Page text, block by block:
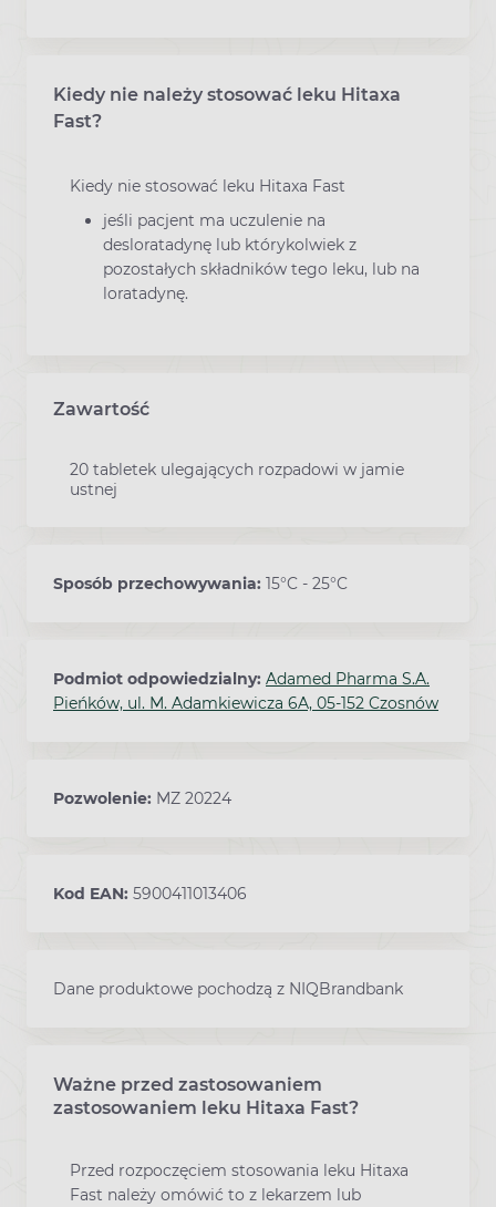
Kiedy nie należy stosować leku Hitaxa
Fast?
Kiedy nie stosować leku Hitaxa Fast
jeśli pacjent ma uczulenie na
desloratadynę lub którykolwiek z
pozostałych składników tego leku, lub na
loratadynę.
Zawartość
20 tabletek ulegających rozpadowi w jamie
ustnej
Sposób przechowywania: 15°C - 25°C
Podmiot odpowiedzialny: Adamed Pharma S.A.
Pieńków, ul. M. Adamkiewicza 6A, 05-152 Czosnów
Pozwolenie: MZ 20224
Kod EAN: 5900411013406
Dane produktowe pochodzą z NIQBrandbank
Ważne przed zastosowaniem
Co warto wiedzieć przed
zastosowaniem leku Hitaxa Fast?
Przed rozpoczęciem stosowania leku Hitaxa
Fast należy omówić to z lekarzem lub